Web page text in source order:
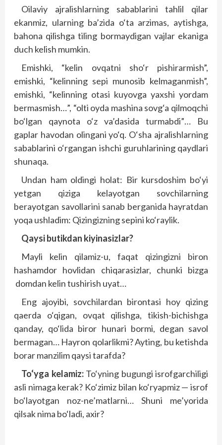
Oilaviy ajralishlarning sabablarini tahlil qilar
ekanmiz, ularning ba’zida o‘ta arzimas, aytishga,
bahona qilishga tiling bormaydigan vajlar ekaniga
duch kelish mumkin.
Emishki, “kelin ovqatni sho‘r pishirarmish”,
emishki, “kelinning sepi munosib kelmaganmish”,
emishki, “kelinning otasi kuyovga yaxshi yordam
bermasmish…”, “olti oyda mashina sovg‘a qilmoqchi
bo‘lgan qaynota o‘z va’dasida turmabdi”… Bu
gaplar havodan olingani yo‘q. O‘sha ajralishlarning
sabablarini o‘rgangan ishchi guruhlarining qaydlari
shunaqa.
Undan ham oldingi holat: Bir kursdoshim bo‘yi
yetgan qiziga kelayotgan sovchilarning
berayotgan savollarini sanab berganida hayratdan
yoqa ushladim: Qizingizning sepini ko‘raylik.
Qaysi butikdan kiyinasizlar?
Mayli kelin qilamiz-u, faqat qizingizni biron
hashamdor hovlidan chiqarasizlar, chunki bizga
domdan kelin tushirish uyat…
Eng ajoyibi, sovchilardan birontasi hoy qizing
qaerda o‘qigan, ovqat qilishga, tikish-bichishga
qanday, qo‘lida biror hunari bormi, degan savol
bermagan… Hayron qolarlikmi? Ayting, bu ketishda
borar manzilim qaysi tarafda?
To‘yga kelamiz:To‘yning bugungi isrofgarchiligi
asli nimaga kerak? Ko‘zimiz bilan ko‘ryapmiz — isrof
bo‘layotgan noz-ne’matlarni… Shuni me’yorida
qilsak nima bo‘ladi, axir?